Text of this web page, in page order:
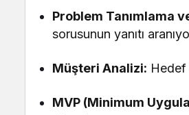
Problem Tanımlama
sorusunun yanıtı
Müşteri Analizi: Hedef
MVP (Minimum